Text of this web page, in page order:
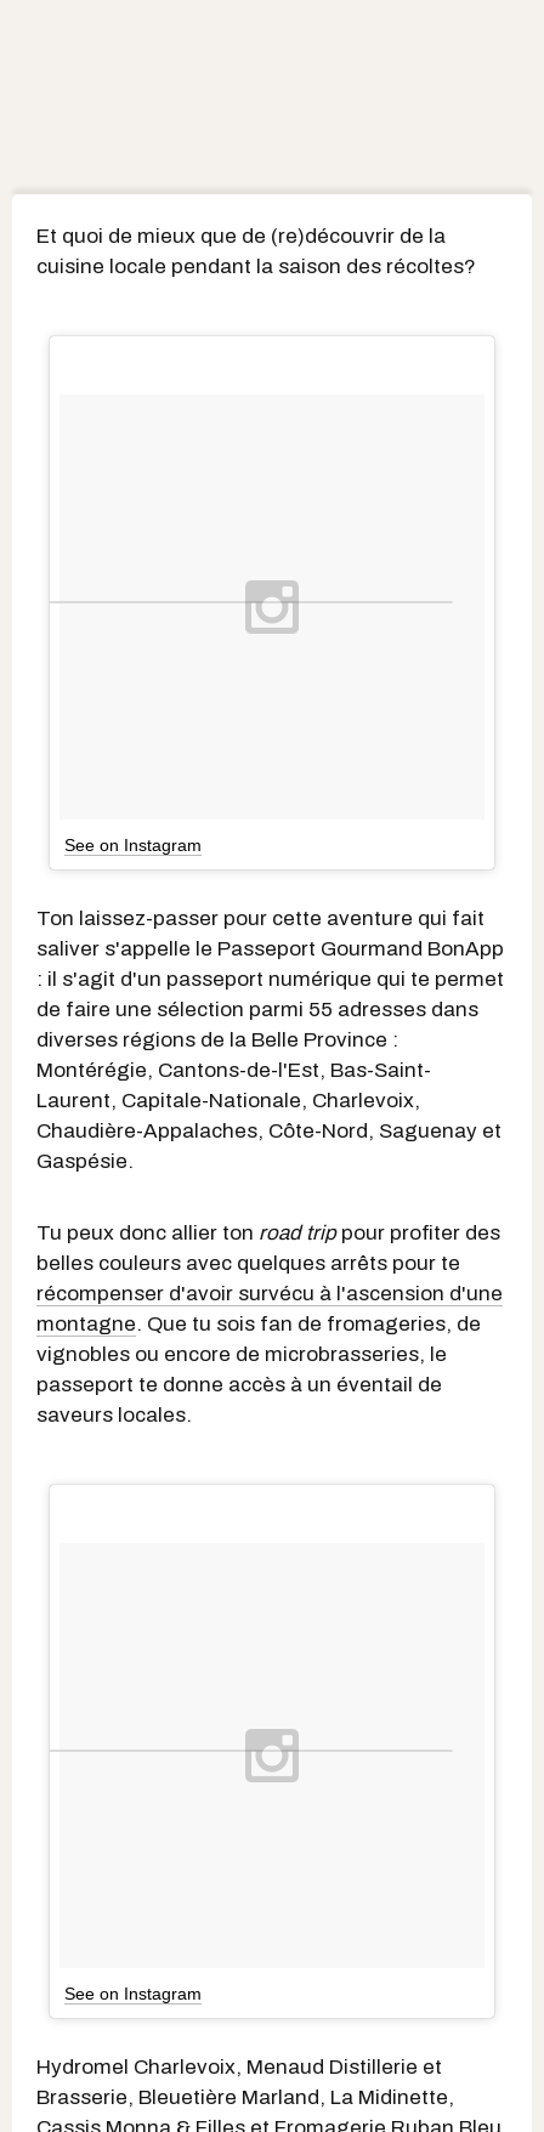
Et quoi de mieux que de (re)découvrir de la
cuisine locale pendant la saison des récoltes?
See on Instagram
Ton laissez-passer pour cette aventure qui fait
saliver s'appelle le Passeport Gourmand BonApp
: il s'agit d'un passeport numérique qui te permet
de faire une sélection parmi 55 adresses dans
diverses régions de la Belle Province :
Montérégie, Cantons-de-l'Est, Bas-Saint-
Laurent, Capitale-Nationale, Charlevoix,
Chaudière-Appalaches, Côte-Nord, Saguenay et
Gaspésie.
Tu peux donc allier ton road trip pour profiter des
belles couleurs avec quelques arrêts pour te
récompenser d'avoir survécu à l'ascension d'une
montagne. Que tu sois fan de fromageries, de
vignobles ou encore de microbrasseries, le
passeport te donne accès à un éventail de
saveurs locales.
See on Instagram
Hydromel Charlevoix, Menaud Distillerie et
Brasserie, Bleuetière Marland, La Midinette,